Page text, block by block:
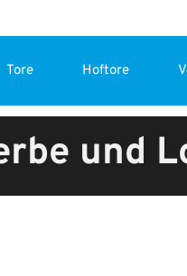
Tore Hoftore
und